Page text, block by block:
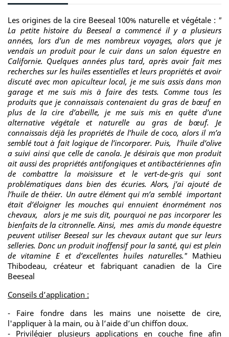
Les origines de la cire Beeseal 100% naturelle et végétale : "
La petite histoire du Beeseal a commencé il y a plusieurs
années, lors d’un de mes nombreux voyages, alors que je
vendais un produit pour le cuir dans un salon équestre en
Californie. Quelques années plus tard, après avoir fait mes
recherches sur les huiles essentielles et leurs propriétés et avoir
discuté avec mon apiculteur local, je me suis assis dans mon
garage et me suis mis à faire des tests. Comme tous les
produits que je connaissais contenaient du gras de bœuf en
plus de la cire d’abeille, je me suis mis en quête d’une
alternative végétale et naturelle au gras de bœuf. Je
connaissais déjà les propriétés de l’huile de coco, alors il m’a
semblé tout à fait logique de l’incorporer. Puis, l’huile d’olive
a suivi ainsi que celle de canola. Je désirais que mon produit
ait aussi des propriétés antifongiques et antibactériennes afin
de combattre la moisissure et le vert-de-gris qui sont
problématiques dans bien des écuries. Alors, j’ai ajouté de
l’huile de théier. Un autre élément qui m’a semblé important
était d’éloigner les mouches qui ennuient énormément nos
chevaux, alors je me suis dit, pourquoi ne pas incorporer les
bienfaits de la citronnelle.Ainsi, mes amis du monde équestre
peuvent utiliser Beeseal sur les chevaux autant que sur leurs
selleries. Donc un produit inoffensif pour la santé, qui est plein
de vitamine E et d’excellentes huiles naturelles." Mathieu
Thibodeau, créateur et fabriquant canadien de la Cire
Beeseal
Conseils d’application :
- Faire fondre dans les mains une noisette de cire,
l'appliquer à la main, ou à l’aide d’un chiffon doux.
- Privilégier plusieurs applications en couche fine afin